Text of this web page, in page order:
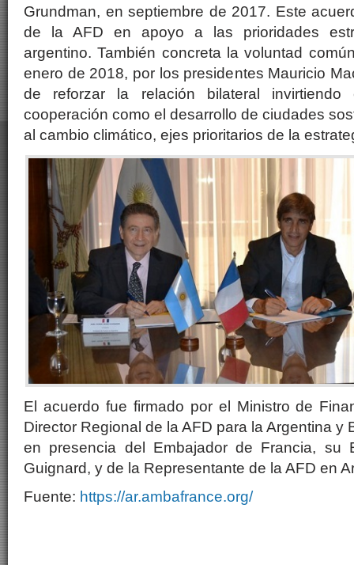
Grundman, en septiembre de 2017. Este
de la AFD en apoyo a las prioridades
argentino. También concreta la voluntad
enero de 2018, por los presidentes Mauricio
de reforzar la relación bilateral
cooperación como el desarrollo de ciudades
al cambio climático, ejes prioritarios de la
El acuerdo fue firmado por el Ministro de
Director Regional de la AFD para la Argentina y
en presencia del Embajador de Francia, su
Guignard, y de la Representante de la AFD en
Fuente: https://ar.ambafrance.org/